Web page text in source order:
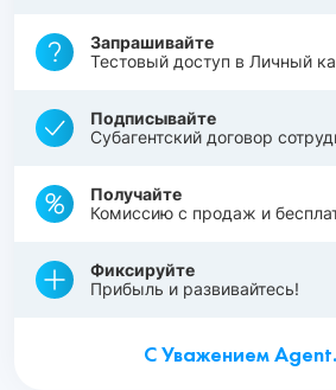
Запрашивайте
Тестовый доступ в Личный
Подписывайте
Субагентский договор
Получайте
Комиссию с продаж и
Фиксируйте
Прибыль и развивайтесь!
С Уважением